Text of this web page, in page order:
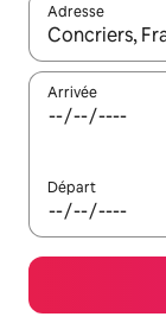
Adresse
Lorsque les
Arrivée
Départ